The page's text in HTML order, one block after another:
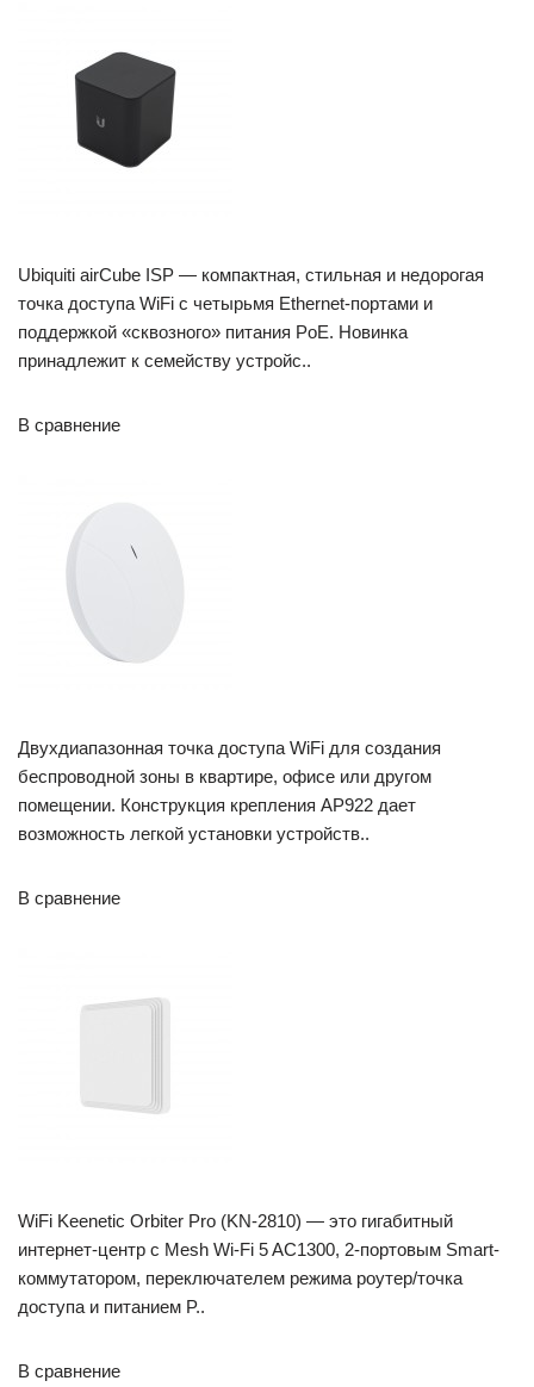
Ubiquiti airCube ISP — компактная, стильная и недорогая
точка доступа WiFi с четырьмя Ethernet-портами и
поддержкой «сквозного» питания PoE. Новинка
принадлежит к семейству устройс..
В сравнение
Двухдиапазонная точка доступа WiFi для создания
беспроводной зоны в квартире, офисе или другом
помещении. Конструкция крепления AP922 дает
возможность легкой установки устройств..
В сравнение
WiFi Keenetic Orbiter Pro (KN-2810) — это гигабитный
интернет-центр с Mesh Wi-Fi 5 AC1300, 2-портовым Smart-
коммутатором, переключателем режима роутер/точка
доступа и питанием P..
В сравнение